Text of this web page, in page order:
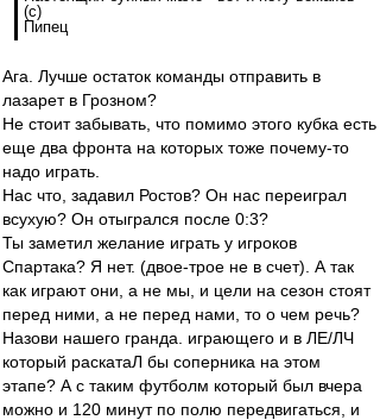
(с)
Пипец
Ага. Лучше остаток команды отправить в
лазарет в Грозном?
Не стоит забывать, что помимо этого кубка есть
еще два фронта на которых тоже почему-то
надо играть.
Нас что, задавил Ростов? Он нас переиграл
всухую? Он отыгрался после 0:3?
Ты заметил желание играть у игроков
Спартака? Я нет. (двое-трое не в счет). А так
как играют они, а не мы, и цели на сезон стоят
перед ними, а не перед нами, то о чем речь?
Назови нашего гранда. играющего и в ЛЕ/ЛЧ
который раскатаЛ бы соперника на этом
этапе? А с таким футболм который был вчера
можно и 120 минут по полю передвигаться, и